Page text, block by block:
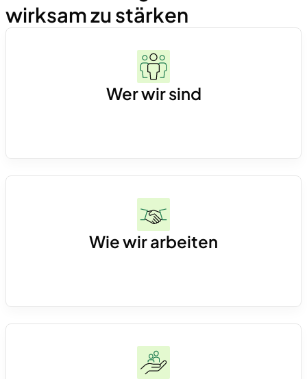
wirksam zu stärken
Wer wir sind
und eingebettet bei unseren Kunden – von
Wie wir arbeiten
Wir entwickeln skalierbare Finanzprozesse,
schaffen saubere Datenstrukturen und setzen